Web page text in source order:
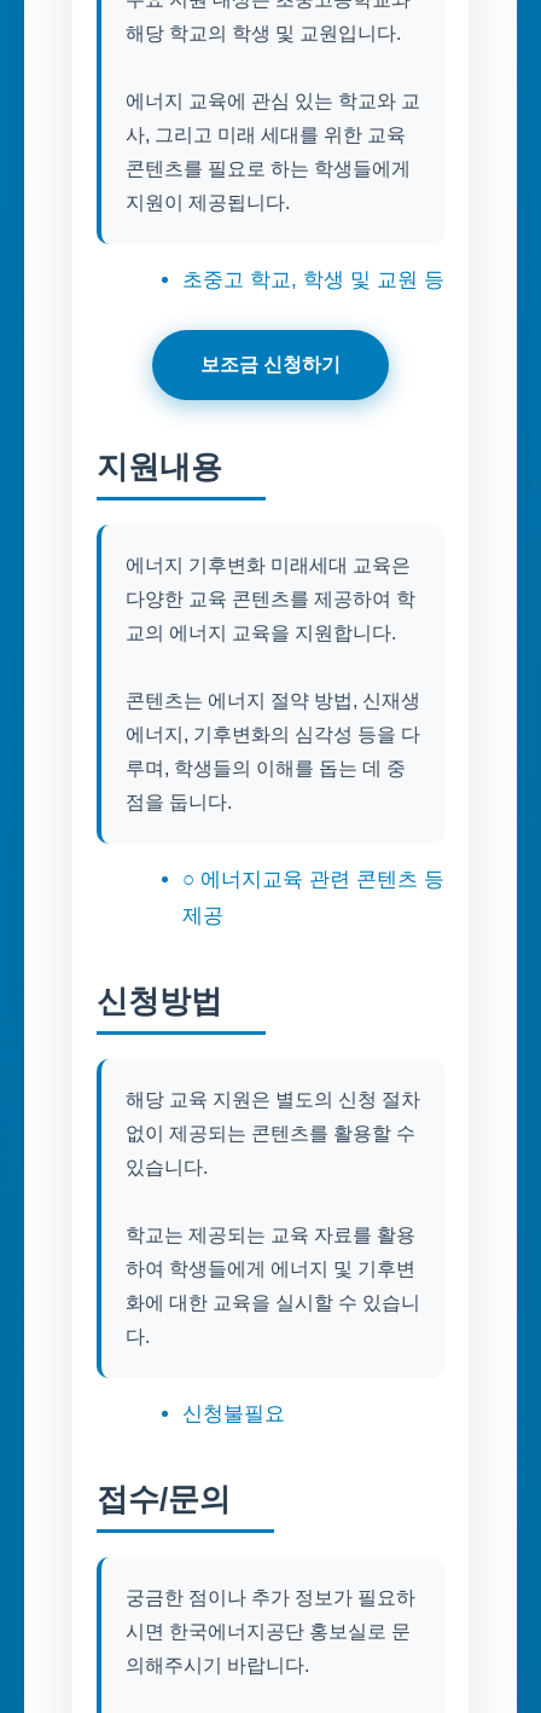
해당 학교의 학생 및 교원입니다.
에너지 교육에 관심 있는 학교와 교
사, 그리고 미래 세대를 위한 교육
콘텐츠를 필요로 하는 학생들에게
지원이 제공됩니다.
초중고 학교, 학생 및 교원 등
보조금 신청하기
지원내용
에너지 기후변화 미래세대 교육은
다양한 교육 콘텐츠를 제공하여 학
교의 에너지 교육을 지원합니다.
콘텐츠는 에너지 절약 방법, 신재생
에너지, 기후변화의 심각성 등을 다
루며, 학생들의 이해를 돕는 데 중
점을 둡니다.
○ 에너지교육 관련 콘텐츠 등
제공
신청방법
해당 교육 지원은 별도의 신청 절차
없이 제공되는 콘텐츠를 활용할 수
있습니다.
학교는 제공되는 교육 자료를 활용
하여 학생들에게 에너지 및 기후변
화에 대한 교육을 실시할 수 있습니
다.
신청불필요
접수/문의
궁금한 점이나 추가 정보가 필요하
시면 한국에너지공단 홍보실로 문
의해주시기 바랍니다.